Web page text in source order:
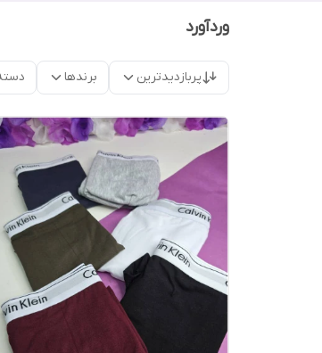
وردآورد
پربازدیدترین برندها